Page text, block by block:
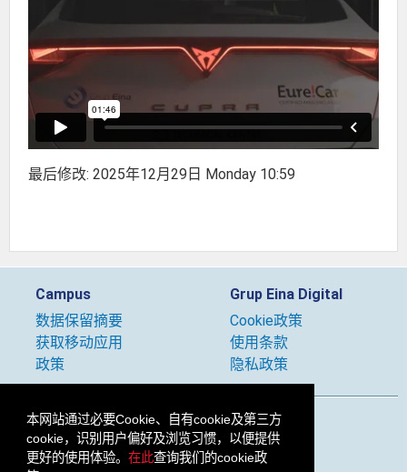
本网站通过必要Cookie、自有cookie及第三方
cookie，识别用户偏好及浏览习惯，以便提供
更好的使用体验。 在此查询我们的cookie政
最后修改: 2025年12月29日 Monday 10:59
Campus
‎数据保留摘要‎
获取移动应用
政策
Grup Eina Digital
Cookie政策
使用条款
隐私政策
关注我们